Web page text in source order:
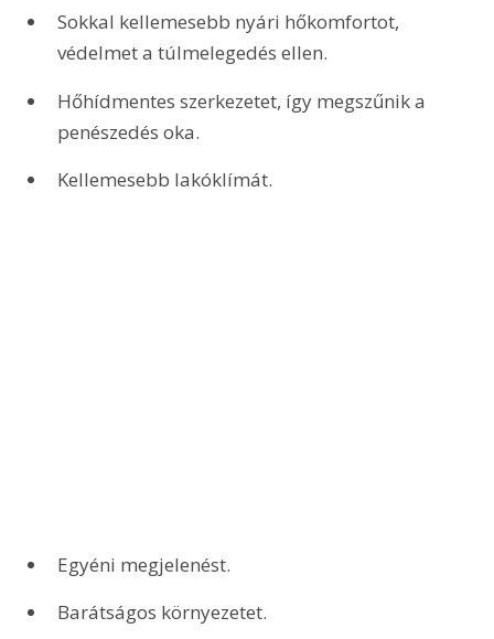
Sokkal kellemesebb nyári hőkomfortot,
védelmet a túlmelegedés ellen.
Hőhídmentes szerkezetet, így megszűnik a
penészedés oka.
Kellemesebb lakóklímát.
Egyéni megjelenést.
Barátságos környezetet.